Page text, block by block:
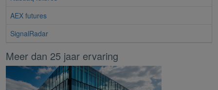
AEX futures
SignalRadar
Meer dan 25 jaar ervaring